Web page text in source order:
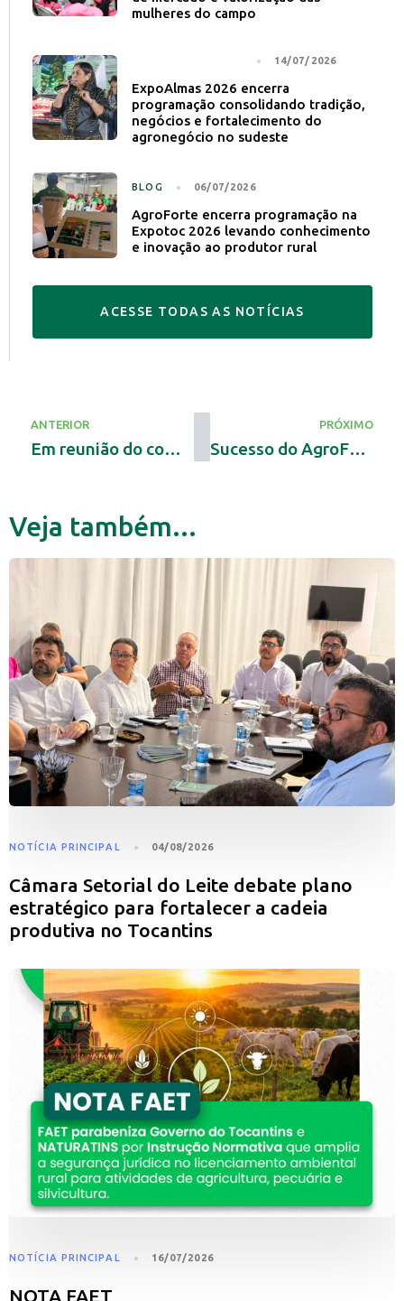
mulheres do campo
14/07/2026
ExpoAlmas 2026 encerra
programação consolidando tradição,
negócios e fortalecimento do
agronegócio no sudeste
BLOG 06/07/2026
AgroForte encerra programação na
Expotoc 2026 levando conhecimento
e inovação ao produtor rural
A CESSE TO DA S A S NOT ÍCIAS
ANTERIOR
Em reunião do comitê do fogo FAET detaca danos à produção no campo com as queimadas
PRÓXIMO
Sucesso do AgroForte marca edição da ExpoAgro em Dois Irmãos
Veja também...
NOTÍCIA PRINCIPAL 04/08/2026
Câmara Setorial do Leite debate plano
estratégico para fortalecer a cadeia
produtiva no Tocantins
NOTÍCIA PRINCIPAL 16/07/2026
NOTA FAET